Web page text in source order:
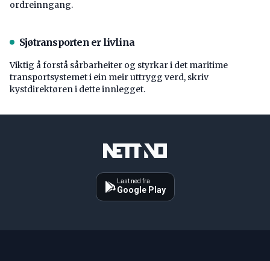
ordreinngang.
Sjøtransporten er livlina
Viktig å forstå ­sårbarheiter og styrkar i det maritime
transport­systemet i ein meir uttrygg verd, skriv
kystdirektøren i dette innlegget.
Last ned fra
Google Play